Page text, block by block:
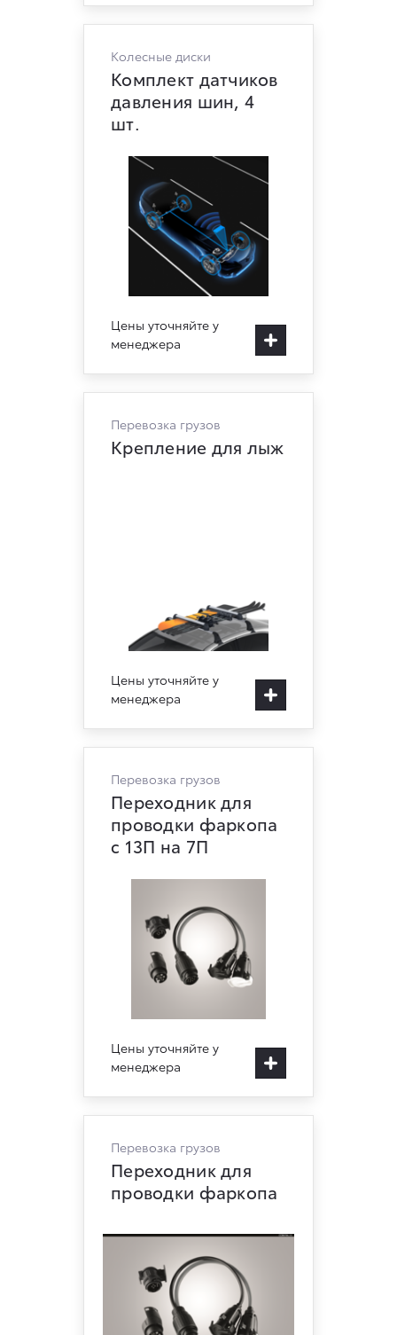
Колесные диски
Комплект датчиков
давления шин, 4
шт.
Цены уточняйте у
менеджера
Перевозка грузов
Крепление для лыж
Цены уточняйте у
менеджера
Перевозка грузов
Переходник для
проводки фаркопа
с 13П на 7П
Цены уточняйте у
менеджера
Перевозка грузов
Переходник для
проводки фаркопа